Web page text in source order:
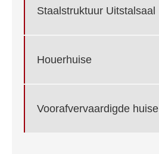
Staalstruktuur Uitstalsaal
Houerhuise
Voorafvervaardigde huise